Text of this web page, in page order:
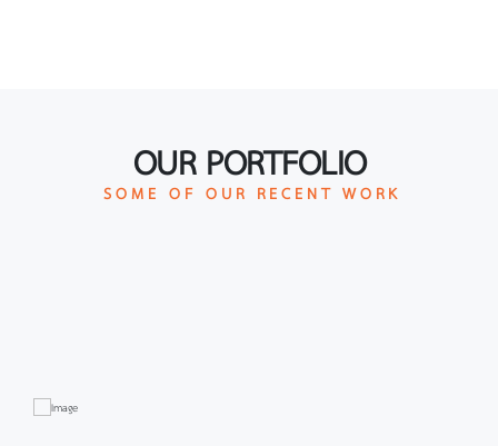
OUR PORTFOLIO
S O M E O F O U R R E C E N T W O R K